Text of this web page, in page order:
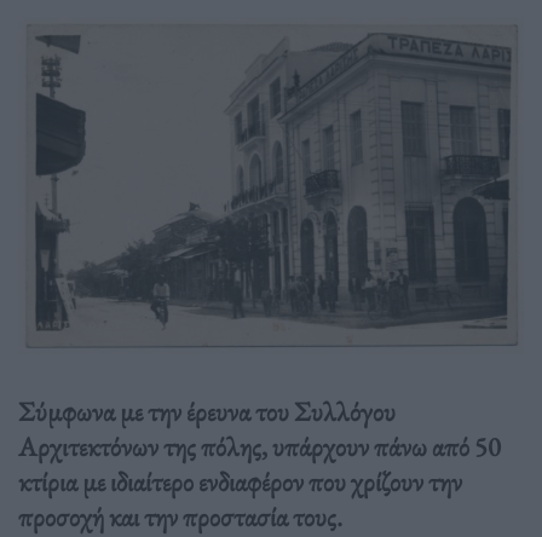
Σύμφωνα με την έρευνα του Συλλόγου
Αρχιτεκτόνων της πόλης, υπάρχουν πάνω από 50
κτίρια με ιδιαίτερο ενδιαφέρον που χρίζουν την
προσοχή και την προστασία τους.